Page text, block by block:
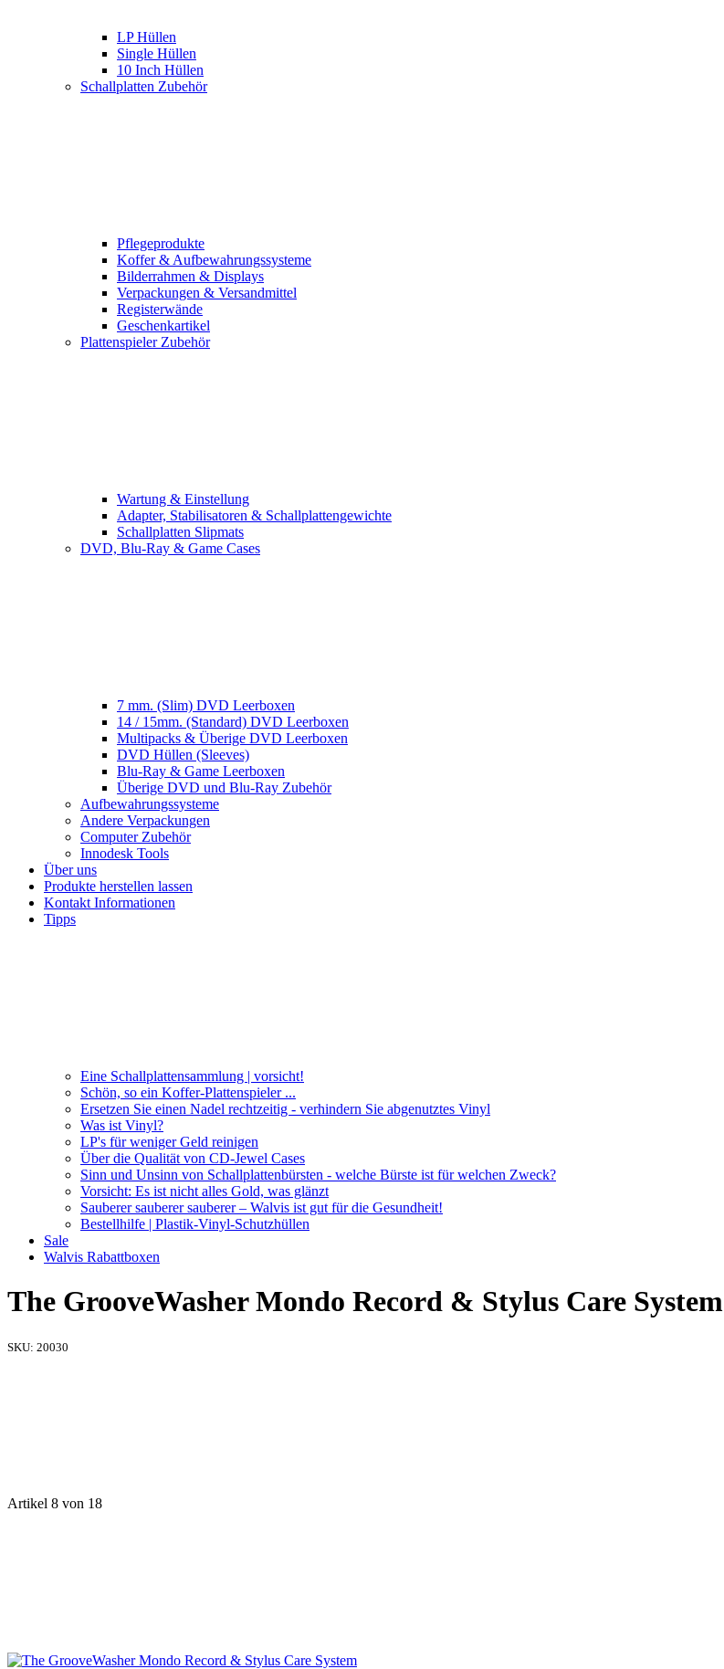
LP Hüllen
Single Hüllen
10 Inch Hüllen
Schallplatten Zubehör
Pflegeprodukte
Koffer & Aufbewahrungssysteme
Bilderrahmen & Displays
Verpackungen & Versandmittel
Registerwände
Geschenkartikel
Plattenspieler Zubehör
Wartung & Einstellung
Adapter, Stabilisatoren & Schallplattengewichte
Schallplatten Slipmats
DVD, Blu-Ray & Game Cases
7 mm. (Slim) DVD Leerboxen
14 / 15mm. (Standard) DVD Leerboxen
Multipacks & Überige DVD Leerboxen
DVD Hüllen (Sleeves)
Blu-Ray & Game Leerboxen
Überige DVD und Blu-Ray Zubehör
Aufbewahrungssysteme
Andere Verpackungen
Computer Zubehör
Innodesk Tools
Über uns
Produkte herstellen lassen
Kontakt Informationen
Tipps
Eine Schallplattensammlung | vorsicht!
Schön, so ein Koffer-Plattenspieler ...
Ersetzen Sie einen Nadel rechtzeitig - verhindern Sie abgenutztes Vinyl
Was ist Vinyl?
LP's für weniger Geld reinigen
Über die Qualität von CD-Jewel Cases
Sinn und Unsinn von Schallplattenbürsten - welche Bürste ist für welchen Zweck?
Vorsicht: Es ist nicht alles Gold, was glänzt
Sauberer sauberer sauberer – Walvis ist gut für die Gesundheit!
Bestellhilfe | Plastik-Vinyl-Schutzhüllen
Sale
Walvis Rabattboxen
The GrooveWasher Mondo Record & Stylus Care System
SKU: 20030
Artikel 8 von 18